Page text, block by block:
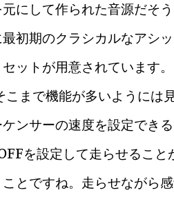
にして作られた音源だそ
初期のクラシカルなアシ
ットが用意されています。
こまで機能が多いようには
ンサーの速度を設定でき
を設定して走らせるこ
とですね。走らせながら